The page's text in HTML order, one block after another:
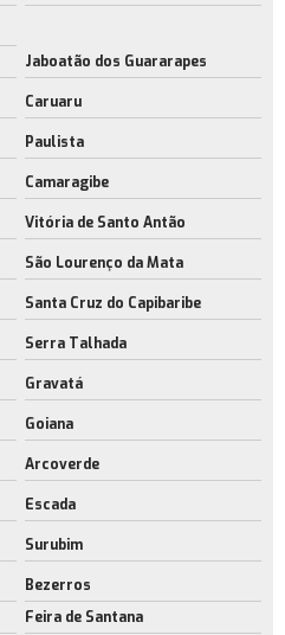
Jaboatão dos Guararapes
Caruaru
Paulista
Camaragibe
Vitória de Santo Antão
São Lourenço da Mata
Santa Cruz do Capibaribe
Serra Talhada
Gravatá
Goiana
Arcoverde
Escada
Surubim
Bezerros
Feira de Santana